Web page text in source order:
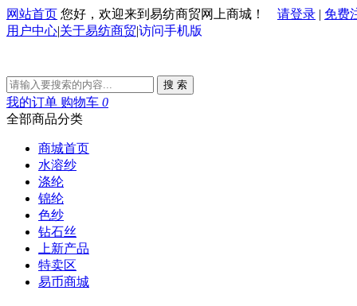
网站首页 您好，欢迎来到易纺商贸网上商城！ 请登录 | 免费
用户中心|关于易纺商贸|访问手机版
搜 索
我的订单 购物车 0
全部商品分类
商城首页
水溶纱
涤纶
锦纶
色纱
钻石丝
上新产品
特卖区
易币商城